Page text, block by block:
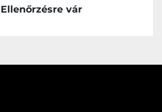
Ellenőrzésre vár